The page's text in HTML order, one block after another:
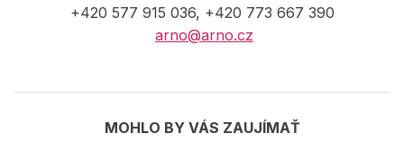
+420 577 915 036, +420 773 667 390
arno@arno.cz
MOHLO BY VÁS ZAUJÍMAŤ